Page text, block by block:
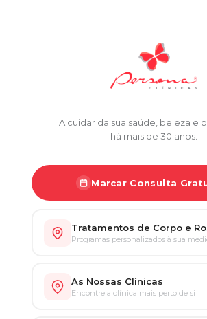
A cuidar da sua saúde, beleza e
há mais de 30 anos.
Marcar Consulta
Tratamentos de Corpo e
Programas personalizados à sua
As Nossas Clínicas
Encontre a clínica mais perto de si